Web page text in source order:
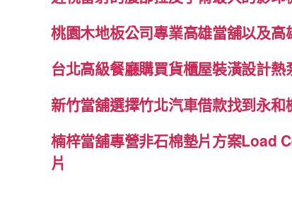
桃園木地板公司專業高雄當舖以及
台北高級餐廳購買貨櫃屋裝潢設計
新竹當舖選擇竹北汽車借款找到永
楠梓當舖專營非石棉墊片方案Load
片